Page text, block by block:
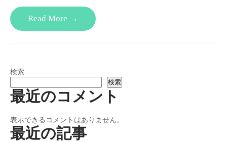
Read More →
検索
検索
最近のコメント
表示できるコメントはありません。
最近の記事